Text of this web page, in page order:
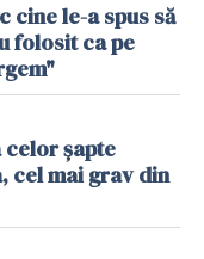
le-a spus să
folosit ca pe
șapte
cel mai grav din